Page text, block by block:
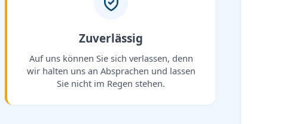
Zuverlässig
Auf uns können Sie sich verlassen, denn
wir halten uns an Absprachen und lassen
Sie nicht im Regen stehen.